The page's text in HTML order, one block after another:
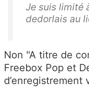
Je suis limité
dedorlais au
Non "A titre de
Freebox Pop et
d’enregistrement